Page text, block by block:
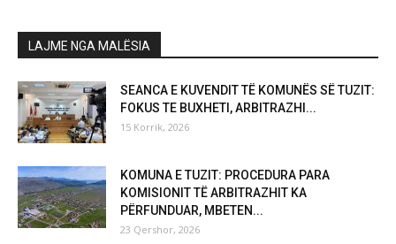
LAJME NGA MALËSIA
SEANCA E KUVENDIT TË KOMUNËS SË TUZIT:
FOKUS TE BUXHETI, ARBITRAZHI...
15 Korrik, 2026
KOMUNA E TUZIT: PROCEDURA PARA
KOMISIONIT TË ARBITRAZHIT KA
PËRFUNDUAR, MBETEN...
23 Qershor, 2026